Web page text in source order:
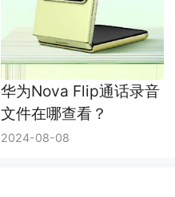
华为Nova Flip通话录音
文件在哪查看？
2024-08-08